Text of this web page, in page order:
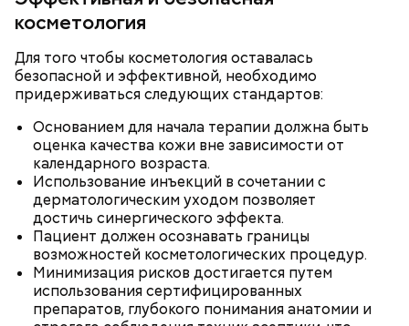
косметология
Для того чтобы косметология оставалась
безопасной и эффективной, необходимо
придерживаться следующих стандартов:
Основанием для начала терапии должна быть
оценка качества кожи вне зависимости от
календарного возраста.
Использование инъекций в сочетании с
дерматологическим уходом позволяет
достичь синергического эффекта.
Пациент должен осознавать границы
возможностей косметологических процедур.
Минимизация рисков достигается путем
использования сертифицированных
препаратов, глубокого понимания анатомии и
Диетолог Русакова рассказала,
что должно быть в составе
крабовых палочек
— Бывает тушенка, в которой много сала и
добавок, — ее нежелательно есть. Если эта тушенка
— просто мясо или даже домашнего
приготовления, то один-два раза в неделю она
есть повреждения, то в таком случае даже
непригодна для употребления и может стать
причиной развития ботулизма или других опасных
инфекций.
— Затем достать подпекшийся до темного цвета
перец с углей и переложить его в пакет, чтобы
кожица стала мягкой. После необходимо снять эту
Для заправки нужно мелко нарезать чеснок и
смешать его с уксусом, оливковым маслом, сахаром
и нарезанной веточкой тархуна.
— Из указанных мною объемов у вас должно